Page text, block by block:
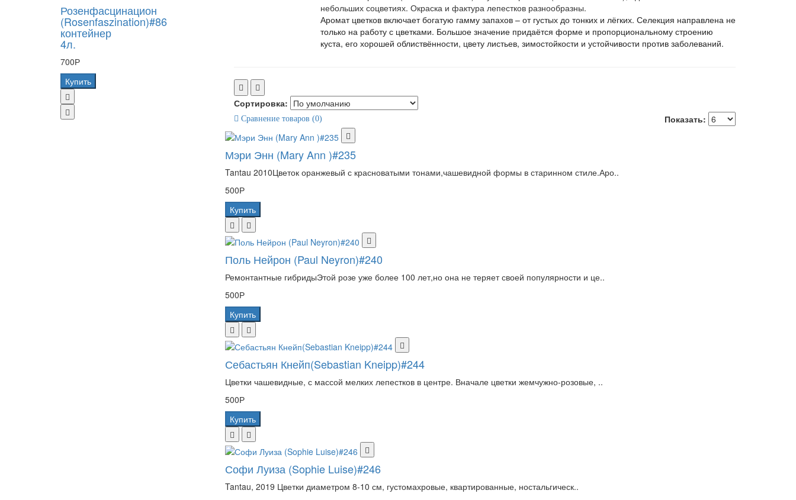
Розенфасцинацион
(Rosenfaszination)#86
контейнер
4л.
700Р
Купить
небольших соцветиях. Окраска и фактура лепестков разнообразны.
Аромат цветков включает богатую гамму запахов – от густых до тонких и лёгких. Селекция направлена не
только на работу с цветками. Большое значение придаётся форме и пропорциональному строению
куста, его хорошей облиствённости, цвету листьев, зимостойкости и устойчивости против заболеваний.
Сортировка:
Показать:
Сравнение товаров (0)
Мэри Энн (Mary Ann )#235
Tantau 2010Цветок оранжевый с красноватыми тонами,чашевидной формы в старинном стиле.Аро..
500Р
Купить
Поль Нейрон (Paul Neyron)#240
Ремонтантные гибридыЭтой розе уже более 100 лет,но она не теряет своей популярности и це..
500Р
Купить
Себастьян Кнейп(Sebastian Kneipp)#244
Цветки чашевидные, с массой мелких лепестков в центре. Вначале цветки жемчужно-розовые, ..
500Р
Купить
Софи Луиза (Sophie Luise)#246
Tantau, 2019 Цветки диаметром 8-10 см, густомахровые, квартированные, ностальгическ..